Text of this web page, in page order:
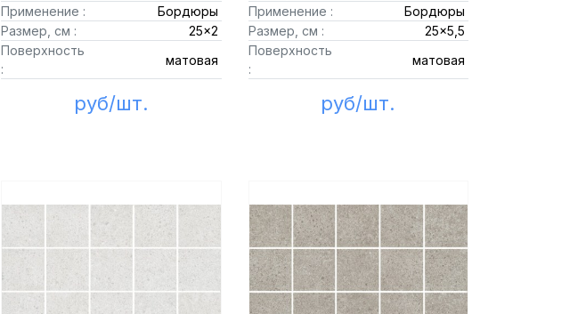
Применение :
Бордюры
Размер, см :
25x2
Поверхность
:
матовая
руб/шт.
Применение :
Бордюры
Размер, см :
25x5,5
Поверхность
:
матовая
руб/шт.